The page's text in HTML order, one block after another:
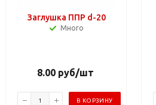
Заглушка ППР d-20
Много
8.00руб/шт
В КОРЗИНУ